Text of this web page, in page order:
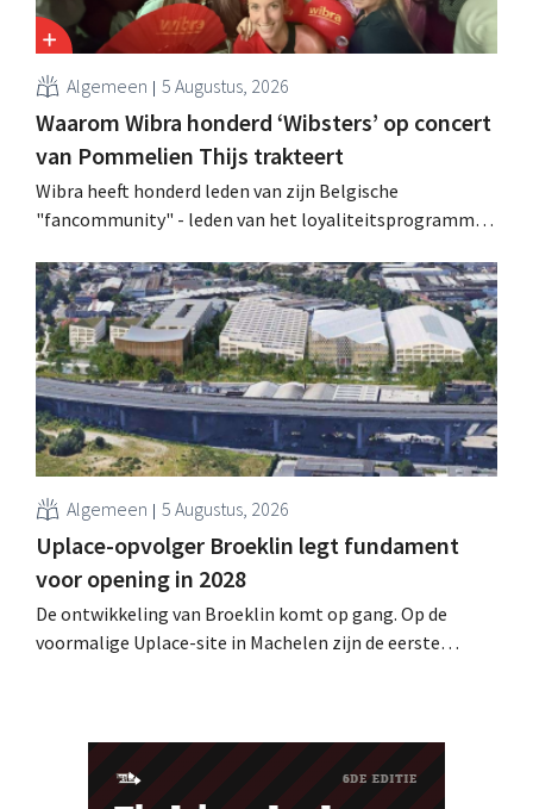
Algemeen 5 Augustus, 2026
Waarom Wibra honderd ‘Wibsters’ op concert
van Pommelien Thijs trakteert
Wibra heeft honderd leden van zijn Belgische
"fancommunity" - leden van het loyaliteitsprogramma -
de Lokerse Feesten. Met de actie wilde de discountketen
haar trouwste klanten bedanken en tegelijk tonen dat
ook een prijsvechter een heuse merkcommunity kan
uitbouwen.
Algemeen 5 Augustus, 2026
Uplace-opvolger Broeklin legt fundament
voor opening in 2028
De ontwikkeling van Broeklin komt op gang. Op de
voormalige Uplace-site in Machelen zijn de eerste